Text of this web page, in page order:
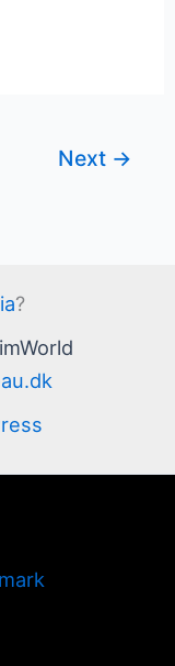
Next →
?